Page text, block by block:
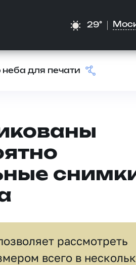
29°
неба для печати
рассмотреть
всего в